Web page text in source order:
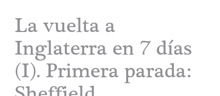
La vuelta a
Inglaterra en 7 días
(I). Primera parada: